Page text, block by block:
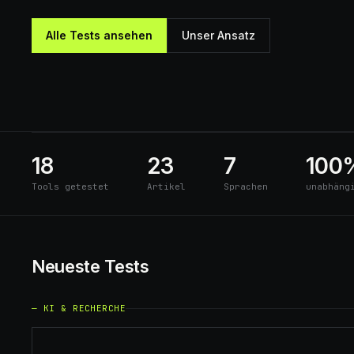
Alle Tests ansehen Unser Ansatz
18
Tools getestet
23
Artikel
7
Sprachen
Neueste Tests
— KI & RECHERCHE